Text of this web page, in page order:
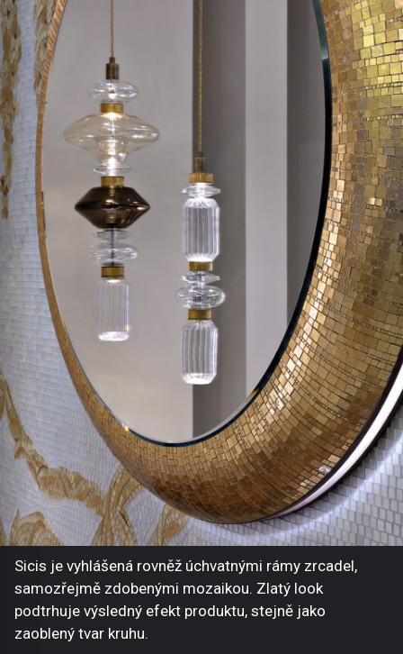
Sicis je vyhlášená rovněž úchvatnými rámy zrcadel,
samozřejmě zdobenými mozaikou. Zlatý look
podtrhuje výsledný efekt produktu, stejně jako
zaoblený tvar kruhu.